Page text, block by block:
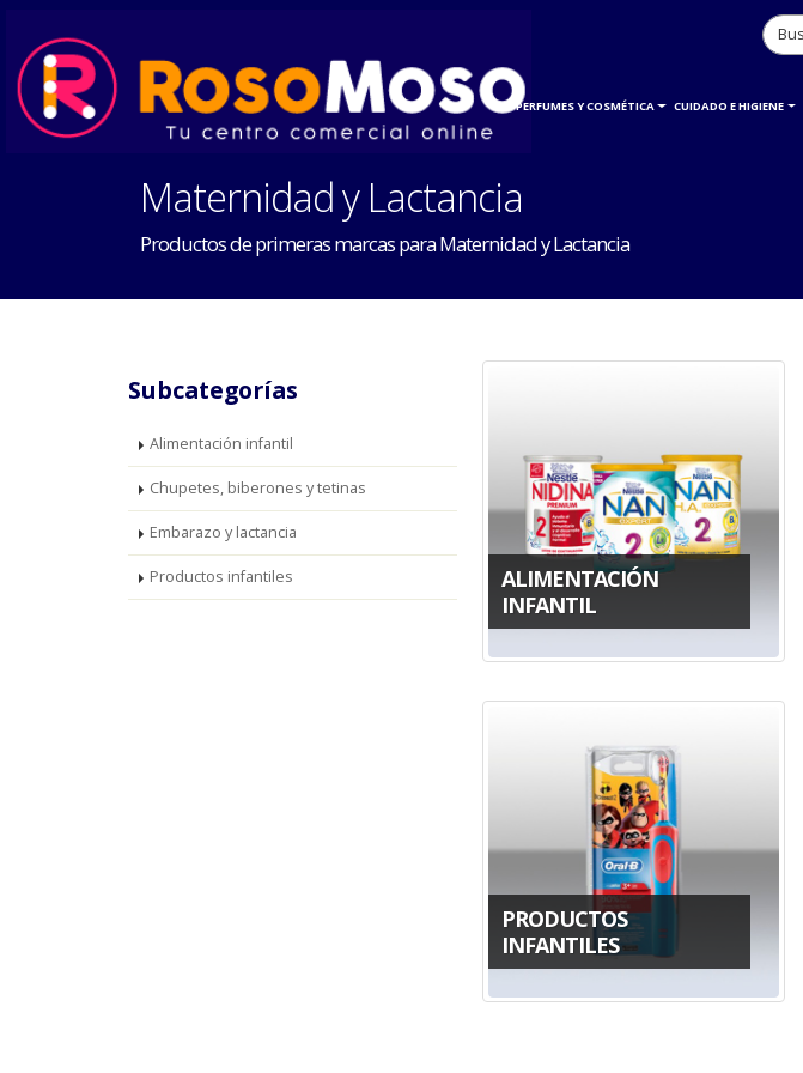
INICIO HOGAR PERFUMES Y COSMÉTICA CUIDADO E HIGIENE
Maternidad y Lactancia
Productos de primeras marcas para Maternidad y Lactancia
Subcategorías
Alimentación infantil
Chupetes, biberones y tetinas
Embarazo y lactancia
Productos infantiles
ALIMENTACIÓN
INFANTIL
PRODUCTOS
INFANTILES